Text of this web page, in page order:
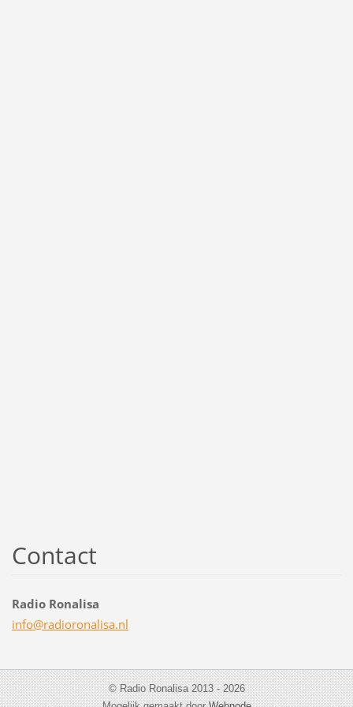
Contact
Radio Ronalisa
info@radioronalisa.nl
© Radio Ronalisa 2013 - 2026